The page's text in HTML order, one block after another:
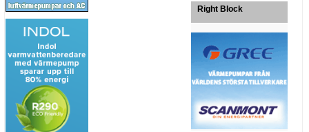
Right Block